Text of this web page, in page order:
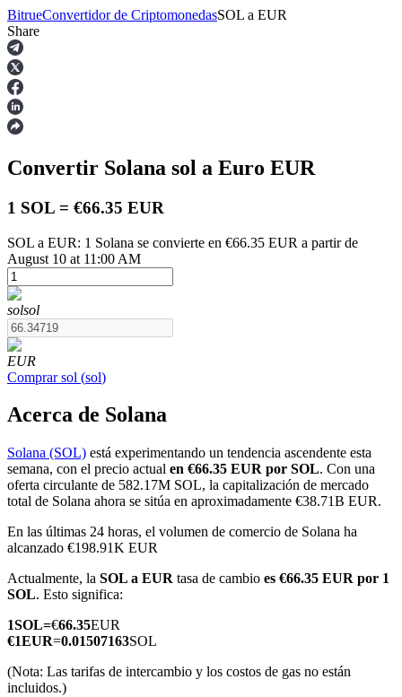
Futuros
Futuros del USDT
Futuros COIN-M
TradFi
primas
BitrueConvertidor de CriptomonedasSOL a EUR
Share
Convertir Solana sol a Euro EUR
1 SOL = €66.35 EUR
SOL a EUR: 1 Solana se convierte en €66.35 EUR a partir de
August 10 at 11:00 AM
solsol
EUR
Comprar sol (sol)
Acerca de Solana
Solana (SOL) está experimentando un tendencia ascendente esta
semana, con el precio actual en €66.35 EUR por SOL. Con una
oferta circulante de 582.17M SOL, la capitalización de mercado
total de Solana ahora se sitúa en aproximadamente €38.71B EUR.
En las últimas 24 horas, el volumen de comercio de Solana ha
alcanzado €198.91K EUR
Actualmente, la SOL a EUR tasa de cambio es €66.35 EUR por 1
SOL. Esto significa:
1SOL=€66.35EUR
€1EUR=0.01507163SOL
(Nota: Las tarifas de intercambio y los costos de gas no están
incluidos.)